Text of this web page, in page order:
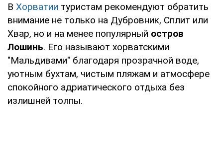
В Хорватии туристам рекомендуют обратить
внимание не только на Дубровник, Сплит или
Хвар, но и на менее популярный остров
Лошинь. Его называют хорватскими
"Мальдивами" благодаря прозрачной воде,
уютным бухтам, чистым пляжам и атмосфере
спокойного адриатического отдыха без
излишней толпы.